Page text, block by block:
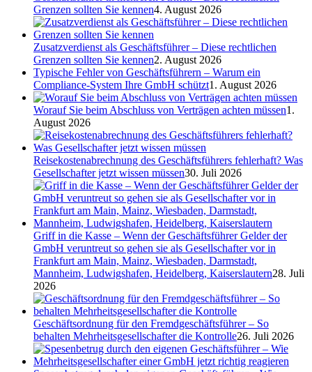
Grenzen sollten Sie kennen4. August 2026
Zusatzverdienst als Geschäftsführer – Diese rechtlichen
Grenzen sollten Sie kennen2. August 2026
Typische Fehler von Geschäftsführern – Warum ein
Compliance-System Ihre GmbH schützt1. August 2026
Worauf Sie beim Abschluss von Verträgen achten müssen1.
August 2026
Reisekostenabrechnung des Geschäftsführers fehlerhaft? Was
Gesellschafter jetzt wissen müssen30. Juli 2026
Griff in die Kasse – Wenn der Geschäftsführer Gelder der
GmbH veruntreut so gehen sie als Gesellschafter vor in
Frankfurt am Main, Mainz, Wiesbaden, Darmstadt,
Mannheim, Ludwigshafen, Heidelberg, Kaiserslautern28. Juli
2026
Geschäftsordnung für den Fremdgeschäftsführer – So
behalten Mehrheitsgesellschafter die Kontrolle26. Juli 2026